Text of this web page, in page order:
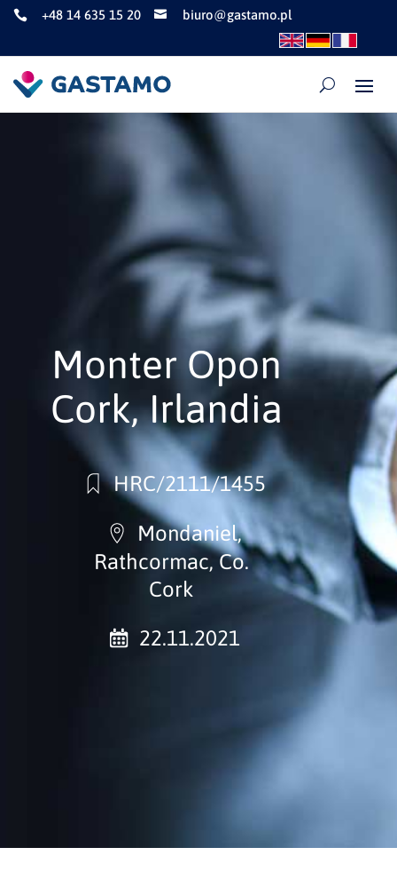
 +48 14 635 15 20  biuro@gastamo.pl
Monter Opon
Cork, Irlandia
HRC/2111/1455
Mondaniel,
Rathcormac, Co.
Cork
22.11.2021